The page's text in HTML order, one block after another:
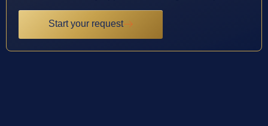
Start your request